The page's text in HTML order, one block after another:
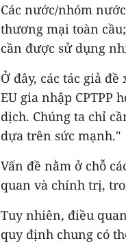
Các nước/nhóm
thương mại toàn
cần được sử dụng
Ở đây, các tác giả
EU gia nhập CPTPP
dịch. Chúng ta chỉ
dựa trên sức mạnh."
Vấn đề nằm ở chỗ
quan và chính trị,
Tuy nhiên, điều
quy định chung có